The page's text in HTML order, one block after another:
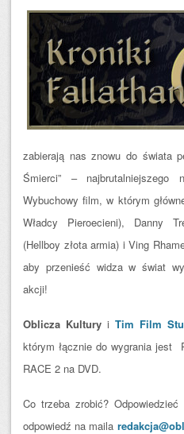
zabierają nas znowu do świata
Śmierci” – najbrutalniejszego
Wybuchowy film, w którym
Władcy Pieroecieni), Danny
(Hellboy złota armia) i Ving
aby przenieść widza w świat
akcji!
Oblicza Kultury i Tim Film
którym łącznie do wygrania jest
RACE 2 na DVD.
Co trzeba zrobić? Odpowiedzieć
odpowiedź na maila